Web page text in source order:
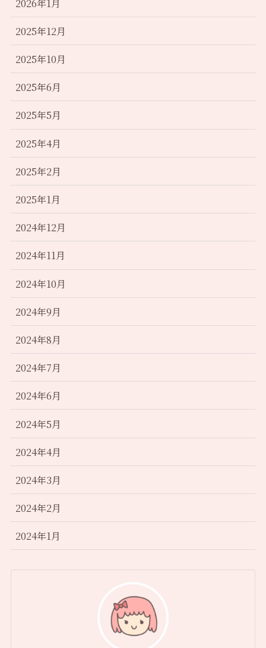
2025年12月
2025年10月
2025年6月
2025年5月
2025年4月
2025年2月
2025年1月
2024年12月
2024年11月
2024年10月
2024年9月
2024年8月
2024年7月
2024年6月
2024年5月
2024年4月
2024年3月
2024年2月
2024年1月